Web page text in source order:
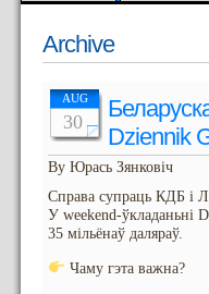
Archive
AUG
30
Dziennik
By Юрась Зянковіч
Справа супраць КДБ і
У weekend-ўкладаньні
35 мільёнаў даляраў.
Чаму гэта важна?